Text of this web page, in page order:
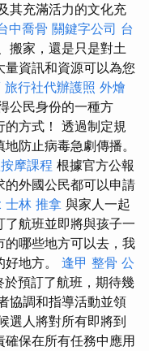
其充滿活力的文化充
中喬骨 關鍵字公司 台
搬家，還是只是對土
資訊和資源可以為您
旅行社代辦護照 外燴
公民身份的一種方
的方式！ 透過制定規
防止病毒急劇傳播。
摩課程 根據官方公報
的外國公民都可以申請
士林 推拿 與家人一起
航班並即將與孩子一
的哪些地方可以去，我
地方。 逢甲 整骨 公
於預訂了航班，期待幾
協調和指導活動並領
選人將對所有即將到
保在所有任務中應用